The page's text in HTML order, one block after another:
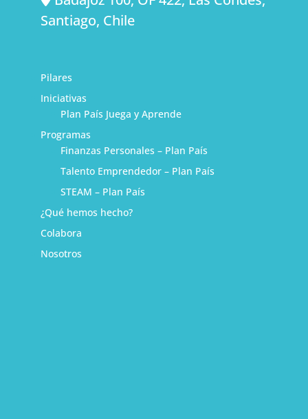
Santiago, Chile
Pilares
Iniciativas
Plan País Juega y Aprende
Programas
Finanzas Personales – Plan País
Talento Emprendedor – Plan País
STEAM – Plan País
¿Qué hemos hecho?
Colabora
Nosotros